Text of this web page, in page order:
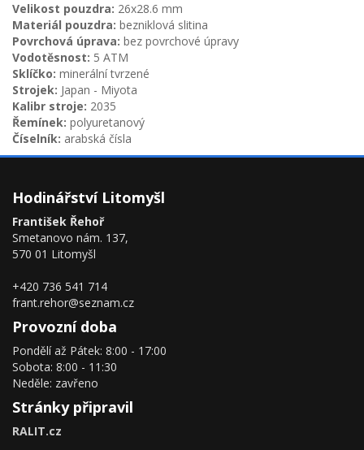
Velikost pouzdra: 26x28.6 mm
Materiál pouzdra: bezniklová slitina
Povrchová úprava: bez povrchové úpravy
Vodotěsnost: 5 ATM
Sklíčko: minerální tvrzené
Strojek: Japan - Miyota
Kalibr stroje: 2035
Řemínek: polyuretanový
Číselník: arabská čísla
Hodinářství Litomyšl
František Řehoř
Smetanovo nám. 137,
570 01 Litomyšl
+420 736 541 714
frant.rehor@seznam.cz
Provozní doba
Pondělí až Pátek: 8:00 - 17:00
Sobota: 8:00 - 11:30
Neděle: zavřeno
Stránky připravil
RALIT.cz